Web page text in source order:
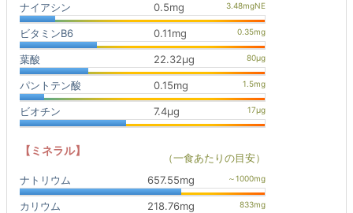
ナイアシン 0.5mg
ビタミンB6 0.11mg
葉酸 22.32μg
パントテン酸 0.15mg
ビオチン 7.4μg
【ミネラル】
（一食あたりの目安）
ナトリウム
657.55mg
カリウム 218.76mg